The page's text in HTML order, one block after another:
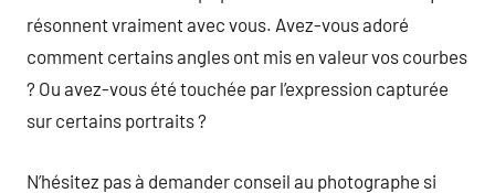
résonnent vraiment avec vous. Avez-vous adoré
comment certains angles ont mis en valeur vos courbes
? Ou avez-vous été touchée par l’expression capturée
sur certains portraits ?
N’hésitez pas à demander conseil au photographe si